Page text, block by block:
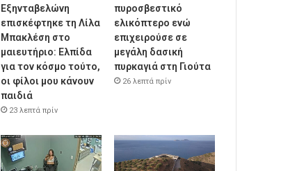
Εξηνταβελώνη
επισκέφτηκε τη Λίλα
Μπακλέση στο
μαιευτήριο: Ελπίδα
για τον κόσμο τούτο,
οι φίλοι μου κάνουν
παιδιά
23 λεπτά πρίν
πυροσβεστικό
ελικόπτερο ενώ
επιχειρούσε σε
μεγάλη δασική
πυρκαγιά στη Γιούτα
26 λεπτά πρίν